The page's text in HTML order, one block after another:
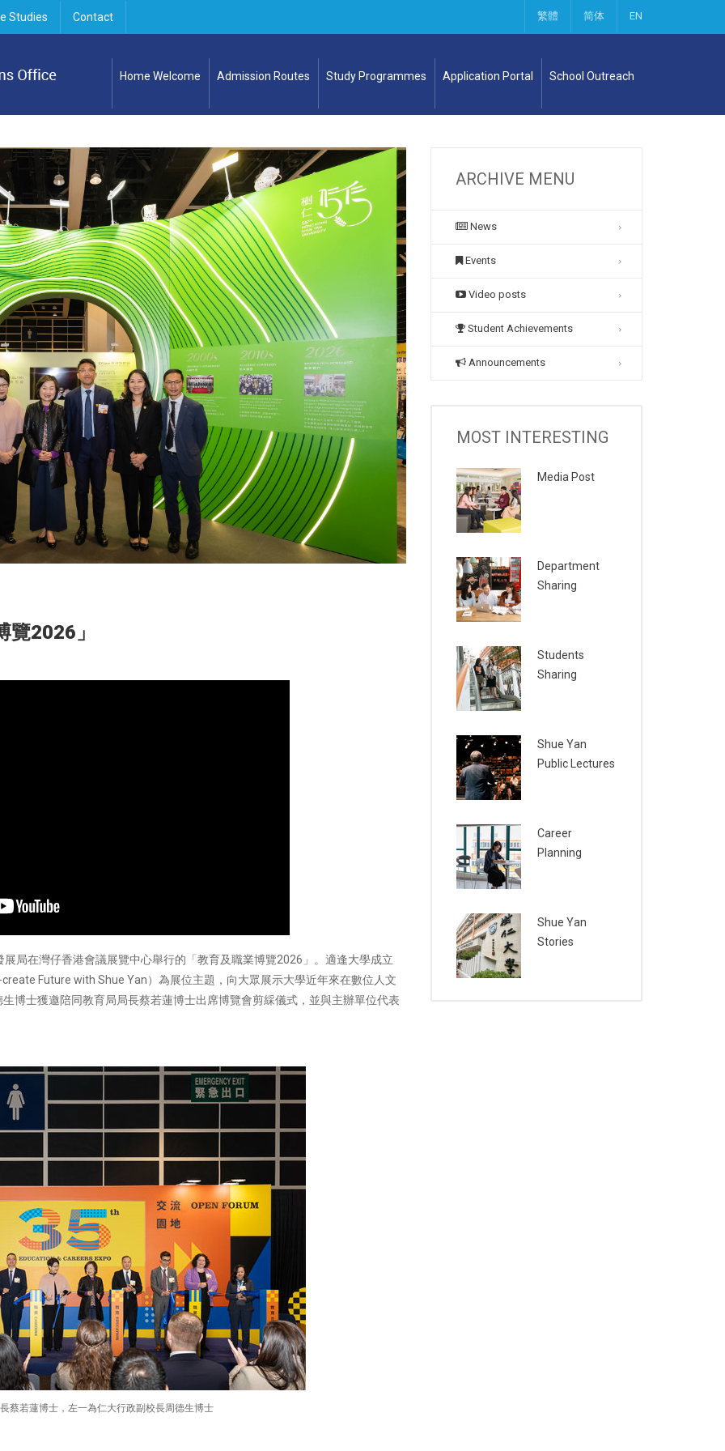
Studies Contact 繁體 简体 EN
Home Welcome Admission Routes Study Programmes Application Portal School Outreach
2026」
局在灣仔香港會議展覽中心舉行的「教育及職業博覽2026」。適逢大學成立
Future with Shue Yan）為展位主題，向大眾展示大學近年來在數位人文
博士獲邀陪同教育局局長蔡若蓮博士出席博覽會剪綵儀式，並與主辦單位代表
蔡若蓮博士，左一為仁大行政副校長周德生博士
ARCHIVE MENU
News
Events
Video posts
Student Achievements
Announcements
MOST INTERESTING
Media Post
Department
Sharing
Students
Sharing
Shue Yan
Public Lectures
Career
Planning
Shue Yan
Stories